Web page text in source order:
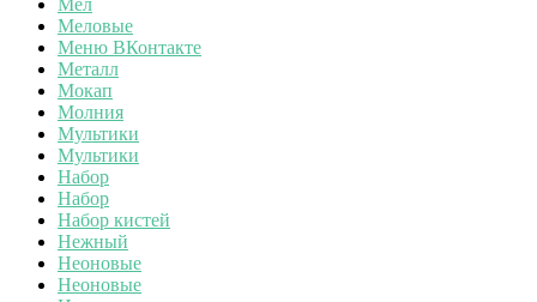
Меловые
Меню ВКонтакте
Металл
Мокап
Молния
Мультики
Мультики
Набор
Набор
Набор кистей
Нежный
Неоновые
Неоновые